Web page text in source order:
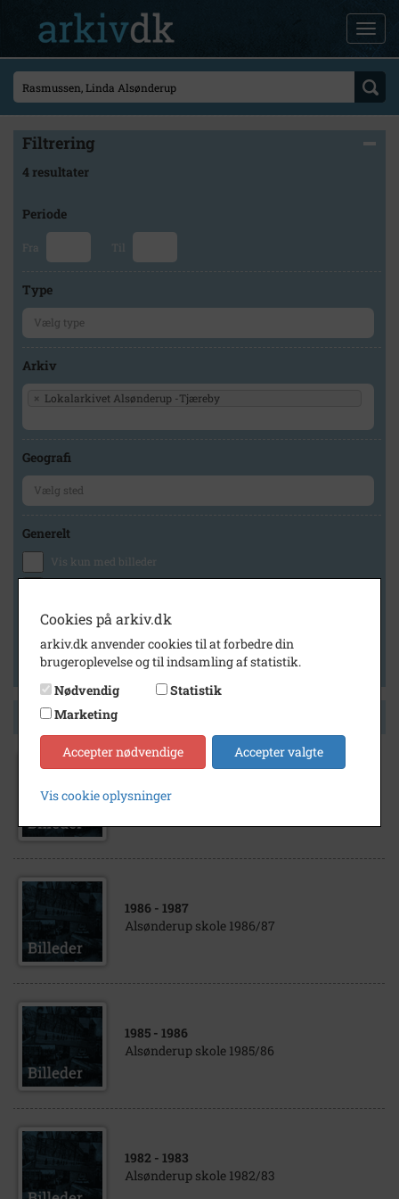
Filtrering
4 resultater
Periode
Fra Til
Type
Arkiv
× Lokalarkivet Alsønderup -Tjæreby
Geografi
Generelt
Vis kun med billeder
Vis kun med lydklip
Vis kun med kilder
Vis kun med geo-tag
Side 1 af 1
Alsønderup skole 1984/85
1986 - 1987
Alsønderup skole 1986/87
1985 - 1986
Alsønderup skole 1985/86
1982 - 1983
Alsønderup skole 1982/83
Cookies på arkiv.dk
arkiv.dk anvender cookies til at forbedre din
brugeroplevelse og til indsamling af statistik.
Nødvendig
Statistik
Marketing
Accepter nødvendige Accepter valgte
Vis cookie oplysninger